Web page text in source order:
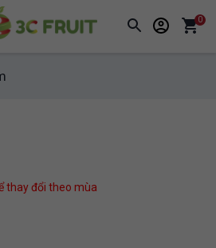
0
thay đổi theo mùa